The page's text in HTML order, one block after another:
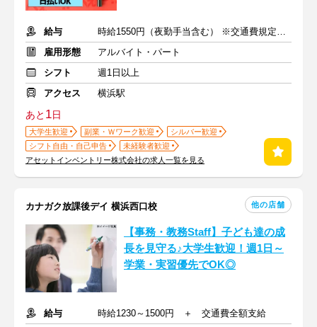
給与
雇用形態
アルバイト・パート
シフト
週1日以上
アクセス
横浜駅
あと 1日
大学生歓迎 副業・Ｗワーク歓迎
シルバー歓迎
シフト自由・自己申告
未経験者歓迎
アセットインベントリー株式会社の求人一覧を見る
カナガク放課後デイ 横浜西口校 他の店舗
【事務・教務Staff】子ども達の成
長を見守る♪大学生歓迎！週1日～
学業・実習優先でOK◎
給与
時給1230～1500円 ＋ 交通費全額支給